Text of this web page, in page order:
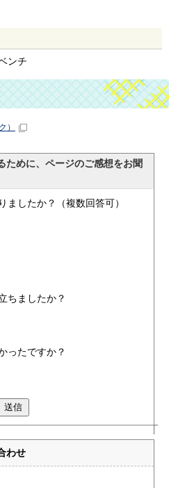
ンチ
）
ために、ページのご感想をお聞
ましたか？（複数回答可）
ちましたか？
ったですか？
送信
わせ